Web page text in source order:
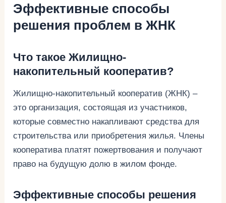
Эффективные способы
решения проблем в ЖНК
Что такое Жилищно-
накопительный кооператив?
Жилищно-накопительный кооператив (ЖНК) –
это организация, состоящая из участников,
которые совместно накапливают средства для
строительства или приобретения жилья. Члены
кооператива платят пожертвования и получают
право на будущую долю в жилом фонде.
Эффективные способы решения